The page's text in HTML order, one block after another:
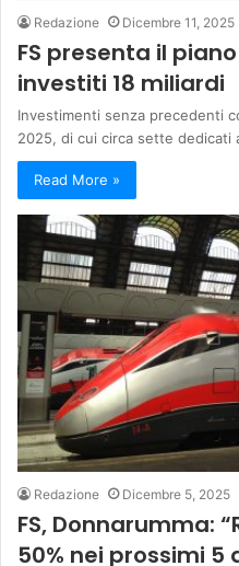
Redazione Dicembre 11, 2025
FS presenta il
investiti 18 miliardi
Investimenti senza precedenti
2025, di cui circa sette dedicati
Read More »
Redazione Dicembre 5, 2025
FS, Donnarumma:
50% nei prossimi 5